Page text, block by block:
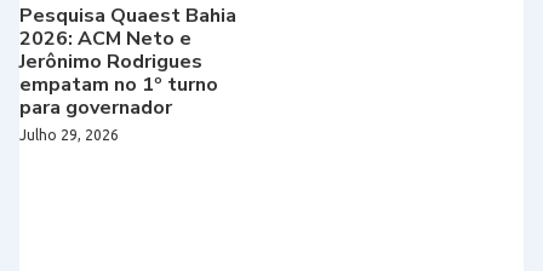
Pesquisa Quaest Bahia
2026: ACM Neto e
Jerônimo Rodrigues
empatam no 1º turno
para governador
Julho 29, 2026